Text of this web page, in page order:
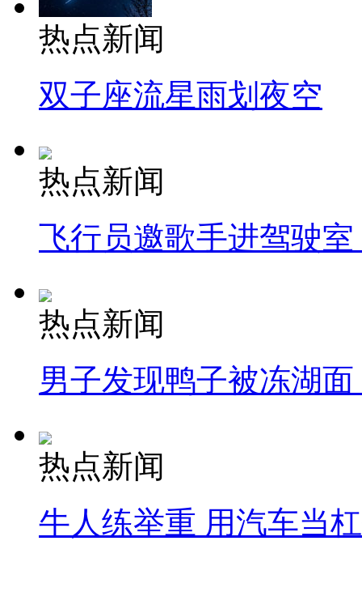
热点新闻
双子座流星雨划夜空
热点新闻
飞行员邀歌手进驾驶
热点新闻
男子发现鸭子被冻湖
热点新闻
牛人练举重 用汽车当